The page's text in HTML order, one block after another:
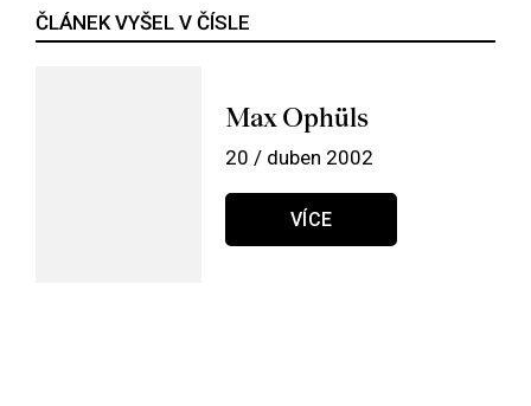
ČLÁNEK VYŠEL V ČÍSLE
Max Ophüls
20 / duben 2002
VÍCE